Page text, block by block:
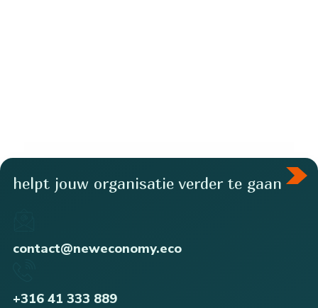
helpt jouw organisatie verder te gaan
contact@neweconomy.eco
+316 41 333 889